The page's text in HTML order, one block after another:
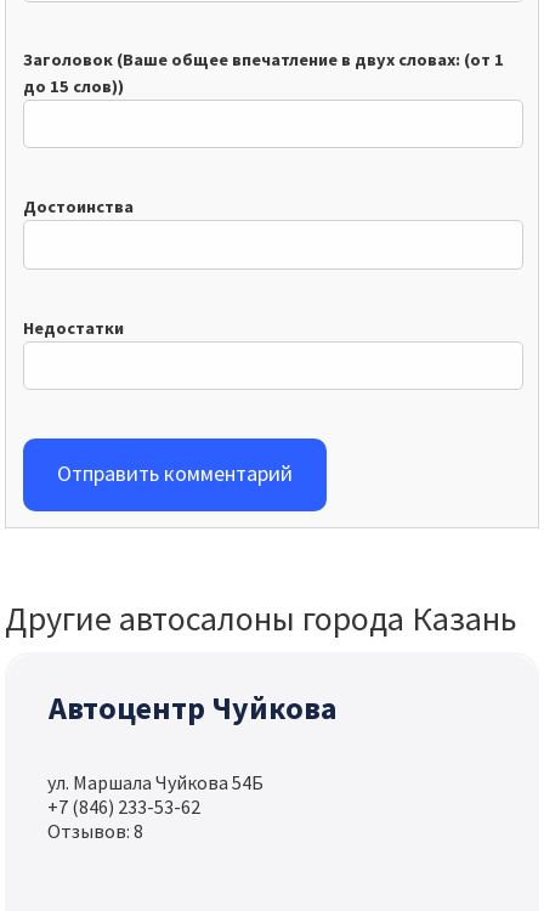
Заголовок (Ваше общее впечатление в двух словах: (от 1
до 15 слов))
Достоинства
Недостатки
Отправить комментарий
Другие автосалоны города Казань
Автоцентр Чуйкова
ул. Маршала Чуйкова 54Б
+7 (846) 233-53-62
Отзывов: 8